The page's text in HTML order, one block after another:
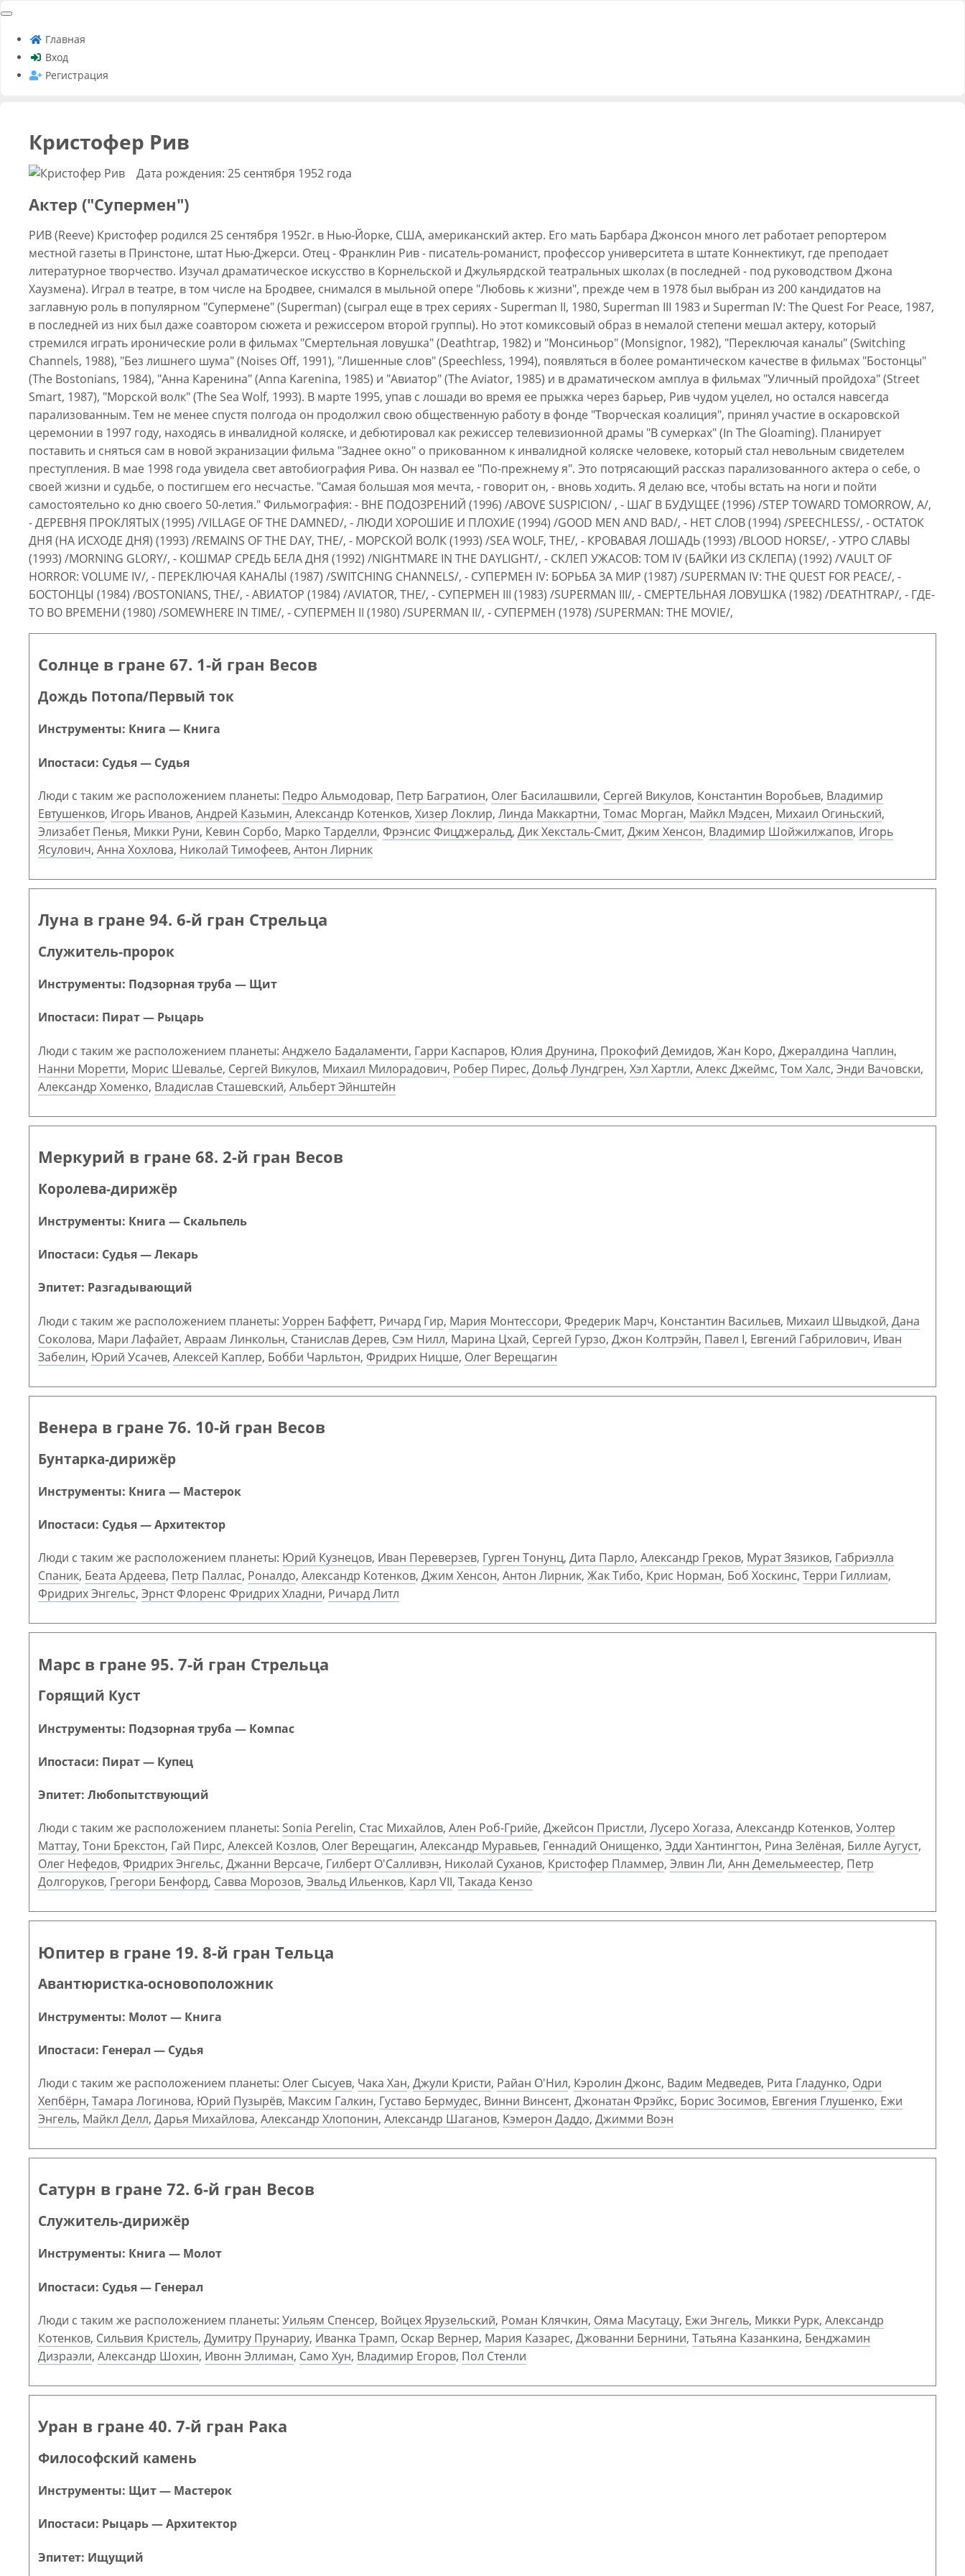
Главная
Вход
Регистрация
Кристофер Рив
Дата рождения: 25 сентября 1952 года
Актер ("Супермен")
РИВ (Reeve) Кристофер родился 25 сентября 1952г. в Нью-Йорке, США, американский актер. Его мать Барбара Джонсон много лет работает репортером
местной газеты в Принстоне, штат Нью-Джерси. Отец - Франклин Рив - писатель-романист, профессор университета в штате Коннектикут, где преподает
литературное творчество. Изучал драматическое искусство в Корнельской и Джульярдской театральных школах (в последней - под руководством Джона
Хаузмена). Играл в театре, в том числе на Бродвее, снимался в мыльной опере "Любовь к жизни", прежде чем в 1978 был выбран из 200 кандидатов на
заглавную роль в популярном "Супермене" (Superman) (сыграл еще в трех сериях - Superman II, 1980, Superman III 1983 и Superman IV: The Quest For Peace, 1987,
в последней из них был даже соавтором сюжета и режиссером второй группы). Но этот комиксовый образ в немалой степени мешал актеру, который
стремился играть иронические роли в фильмах "Смертельная ловушка" (Deathtrap, 1982) и "Монсиньор" (Monsignor, 1982), "Переключая каналы" (Switching
Channels, 1988), "Без лишнего шума" (Noises Off, 1991), "Лишенные слов" (Speechless, 1994), появляться в более романтическом качестве в фильмах "Бостонцы"
(The Bostonians, 1984), "Анна Каренина" (Anna Karenina, 1985) и "Авиатор" (The Aviator, 1985) и в драматическом амплуа в фильмах "Уличный пройдоха" (Street
Smart, 1987), "Морской волк" (The Sea Wolf, 1993). В марте 1995, упав с лошади во время ее прыжка через барьер, Рив чудом уцелел, но остался навсегда
парализованным. Тем не менее спустя полгода он продолжил свою общественную работу в фонде "Творческая коалиция", принял участие в оскаровской
церемонии в 1997 году, находясь в инвалидной коляске, и дебютировал как режиссер телевизионной драмы "В сумерках" (In The Gloaming). Планирует
поставить и сняться сам в новой экранизации фильма "Заднее окно" о прикованном к инвалидной коляске человеке, который стал невольным свидетелем
преступления. В мае 1998 года увидела свет автобиография Рива. Он назвал ее "По-прежнему я". Это потрясающий рассказ парализованного актера о себе, о
своей жизни и судьбе, о постигшем его несчастье. "Самая большая моя мечта, - говорит он, - вновь ходить. Я делаю все, чтобы встать на ноги и пойти
самостоятельно ко дню своего 50-летия." Фильмография: - ВНЕ ПОДОЗРЕНИЙ (1996) /ABOVE SUSPICION/ , - ШАГ В БУДУЩЕЕ (1996) /STEP TOWARD TOMORROW, A/,
- ДЕРЕВНЯ ПРОКЛЯТЫХ (1995) /VILLAGE OF THE DAMNED/, - ЛЮДИ ХОРОШИЕ И ПЛОХИЕ (1994) /GOOD MEN AND BAD/, - НЕТ СЛОВ (1994) /SPEECHLESS/, - ОСТАТОК
ДНЯ (НА ИСХОДЕ ДНЯ) (1993) /REMAINS OF THE DAY, THE/, - МОРСКОЙ ВОЛК (1993) /SEA WOLF, THE/, - КРОВАВАЯ ЛОШАДЬ (1993) /BLOOD HORSE/, - УТРО СЛАВЫ
(1993) /MORNING GLORY/, - КОШМАР СРЕДЬ БЕЛА ДНЯ (1992) /NIGHTMARE IN THE DAYLIGHT/, - СКЛЕП УЖАСОВ: ТОМ IV (БАЙКИ ИЗ СКЛЕПА) (1992) /VAULT OF
HORROR: VOLUME IV/, - ПЕРЕКЛЮЧАЯ КАНАЛЫ (1987) /SWITCHING CHANNELS/, - СУПЕРМЕН IV: БОРЬБА ЗА МИР (1987) /SUPERMAN IV: THE QUEST FOR PEACE/, -
БОСТОНЦЫ (1984) /BOSTONIANS, THE/, - АВИАТОР (1984) /AVIATOR, THE/, - СУПЕРМЕН III (1983) /SUPERMAN III/, - СМЕРТЕЛЬНАЯ ЛОВУШКА (1982) /DEATHTRAP/, - ГДЕ-
ТО ВО ВРЕМЕНИ (1980) /SOMEWHERE IN TIME/, - СУПЕРМЕН II (1980) /SUPERMAN II/, - СУПЕРМЕН (1978) /SUPERMAN: THE MOVIE/,
Солнце в гране 67. 1-й гран Весов
Дождь Потопа/Первый ток
Инструменты: Книга — Книга
Ипостаси: Судья — Судья
Люди с таким же расположением планеты: Педро Альмодовар, Петр Багратион, Олег Басилашвили, Сергей Викулов, Константин Воробьев, Владимир
Евтушенков, Игорь Иванов, Андрей Казьмин, Александр Котенков, Хизер Локлир, Линда Маккартни, Томас Морган, Майкл Мэдсен, Михаил Огиньский,
Элизабет Пенья, Микки Руни, Кевин Сорбо, Марко Тарделли, Фрэнсис Фицджеральд, Дик Хексталь-Смит, Джим Хенсон, Владимир Шойжилжапов, Игорь
Ясулович, Анна Хохлова, Николай Тимофеев, Антон Лирник
Луна в гране 94. 6-й гран Стрельца
Служитель-пророк
Инструменты: Подзорная труба — Щит
Ипостаси: Пират — Рыцарь
Люди с таким же расположением планеты: Анджело Бадаламенти, Гарри Каспаров, Юлия Друнина, Прокофий Демидов, Жан Коро, Джералдина Чаплин,
Нанни Моретти, Морис Шевалье, Сергей Викулов, Михаил Милорадович, Робер Пирес, Дольф Лундгрен, Хэл Хартли, Алекс Джеймс, Том Халс, Энди Вачовски,
Александр Хоменко, Владислав Сташевский, Альберт Эйнштейн
Меркурий в гране 68. 2-й гран Весов
Королева-дирижёр
Инструменты: Книга — Скальпель
Ипостаси: Судья — Лекарь
Эпитет: Разгадывающий
Люди с таким же расположением планеты: Уоррен Баффетт, Ричард Гир, Мария Монтессори, Фредерик Марч, Константин Васильев, Михаил Швыдкой, Дана
Соколова, Мари Лафайет, Авраам Линкольн, Станислав Дерев, Сэм Нилл, Марина Цхай, Сергей Гурзо, Джон Колтрэйн, Павел I, Евгений Габрилович, Иван
Забелин, Юрий Усачев, Алексей Каплер, Бобби Чарльтон, Фридрих Ницше, Олег Верещагин
Венера в гране 76. 10-й гран Весов
Бунтарка-дирижёр
Инструменты: Книга — Мастерок
Ипостаси: Судья — Архитектор
Люди с таким же расположением планеты: Юрий Кузнецов, Иван Переверзев, Гурген Тонунц, Дита Парло, Александр Греков, Мурат Зязиков, Габриэлла
Спаник, Беата Ардеева, Петр Паллас, Роналдо, Александр Котенков, Джим Хенсон, Антон Лирник, Жак Тибо, Крис Норман, Боб Хоскинс, Терри Гиллиам,
Фридрих Энгельс, Эрнст Флоренс Фридрих Хладни, Ричард Литл
Марс в гране 95. 7-й гран Стрельца
Горящий Куст
Инструменты: Подзорная труба — Компас
Ипостаси: Пират — Купец
Эпитет: Любопытствующий
Люди с таким же расположением планеты: Sonia Perelin, Стас Михайлов, Ален Роб-Грийе, Джейсон Пристли, Лусеро Хогаза, Александр Котенков, Уолтер
Маттау, Тони Брекстон, Гай Пирс, Алексей Козлов, Олег Верещагин, Александр Муравьев, Геннадий Онищенко, Эдди Хантингтон, Рина Зелёная, Билле Аугуст,
Олег Нефедов, Фридрих Энгельс, Джанни Версаче, Гилберт О'Салливэн, Николай Суханов, Кристофер Пламмер, Элвин Ли, Анн Демельмеестер, Петр
Долгоруков, Грегори Бенфорд, Савва Морозов, Эвальд Ильенков, Карл VII, Такада Кензо
Юпитер в гране 19. 8-й гран Тельца
Авантюристка-основоположник
Инструменты: Молот — Книга
Ипостаси: Генерал — Судья
Люди с таким же расположением планеты: Олег Сысуев, Чака Хан, Джули Кристи, Райан О'Нил, Кэролин Джонс, Вадим Медведев, Рита Гладунко, Одри
Хепбёрн, Тамара Логинова, Юрий Пузырёв, Максим Галкин, Густаво Бермудес, Винни Винсент, Джонатан Фрэйкс, Борис Зосимов, Евгения Глушенко, Ежи
Энгель, Майкл Делл, Дарья Михайлова, Александр Хлопонин, Александр Шаганов, Кэмерон Даддо, Джимми Воэн
Сатурн в гране 72. 6-й гран Весов
Служитель-дирижёр
Инструменты: Книга — Молот
Ипостаси: Судья — Генерал
Люди с таким же расположением планеты: Уильям Спенсер, Войцех Ярузельский, Роман Клячкин, Ояма Масутацу, Ежи Энгель, Микки Рурк, Александр
Котенков, Сильвия Кристель, Думитру Прунариу, Иванка Трамп, Оскар Вернер, Мария Казарес, Джованни Бернини, Татьяна Казанкина, Бенджамин
Дизраэли, Александр Шохин, Ивонн Эллиман, Само Хун, Владимир Егоров, Пол Стенли
Уран в гране 40. 7-й гран Рака
Философский камень
Инструменты: Щит — Мастерок
Ипостаси: Рыцарь — Архитектор
Эпитет: Ищущий